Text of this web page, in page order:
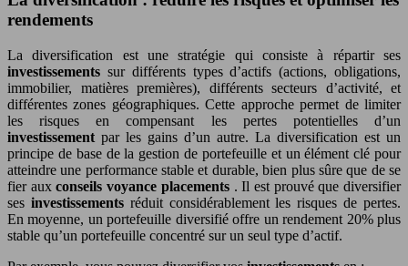
rendements
La diversification est une stratégie qui consiste à répartir ses
investissements sur différents types d’actifs (actions, obligations,
immobilier, matières premières), différents secteurs d’activité, et
différentes zones géographiques. Cette approche permet de limiter
les risques en compensant les pertes potentielles d’un
investissement par les gains d’un autre. La diversification est un
principe de base de la gestion de portefeuille et un élément clé pour
atteindre une performance stable et durable, bien plus sûre que de se
fier auxconseils voyance placements . Il est prouvé que diversifier
ses investissements réduit considérablement les risques de pertes.
En moyenne, un portefeuille diversifié offre un rendement 20% plus
stable qu’un portefeuille concentré sur un seul type d’actif.